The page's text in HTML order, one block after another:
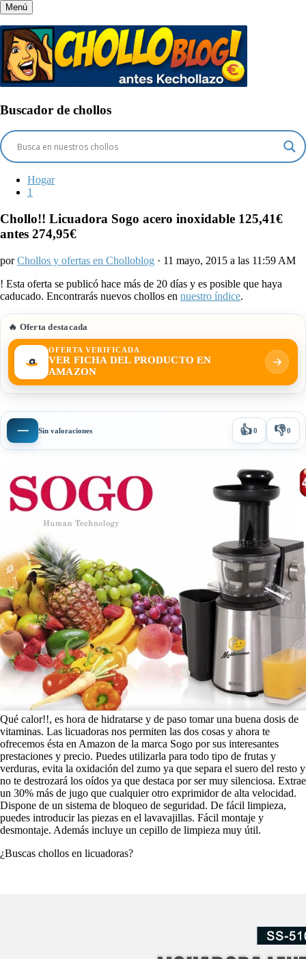
Menú
Buscador de chollos
Hogar
1
Chollo!! Licuadora Sogo acero inoxidable 125,41€
antes 274,95€
porChollos y ofertas en Cholloblog · 11 mayo, 2015 a las 11:59 AM
! Esta oferta se publicó hace más de 20 días y es posible que haya
caducado. Encontrarás nuevos chollos en nuestro índice.
🔥 Oferta destacada
OFERTA VERIFICADA
VER FICHA DEL PRODUCTO EN
AMAZON
— Sin valoraciones 👍0 👎0
Qué calor!!, es hora de hidratarse y de paso tomar una buena dosis de
vitaminas. Las licuadoras nos permiten las dos cosas y ahora te
ofrecemos ésta en Amazon de la marca Sogo por sus interesantes
prestaciones y precio. Puedes utilizarla para todo tipo de frutas y
verduras, evita la oxidación del zumo ya que separa el suero del resto y
no te destrozará los oídos ya que destaca por ser muy silenciosa. Extrae
un 30% más de jugo que cualquier otro exprimidor de alta velocidad.
Dispone de un sistema de bloqueo de seguridad. De fácil limpieza,
puedes introducir las piezas en el lavavajillas. Fácil montaje y
desmontaje. Además incluye un cepillo de limpieza muy útil.
¿Buscas chollos en licuadoras?